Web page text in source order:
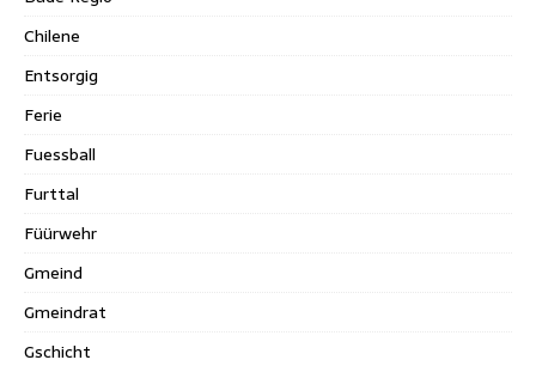
Chilene
Entsorgig
Ferie
Fuessball
Furttal
Füürwehr
Gmeind
Gmeindrat
Gschicht